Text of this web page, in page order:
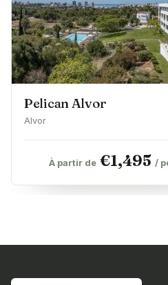
Pelican Alvor
Alvor
À partir de €1,495 /